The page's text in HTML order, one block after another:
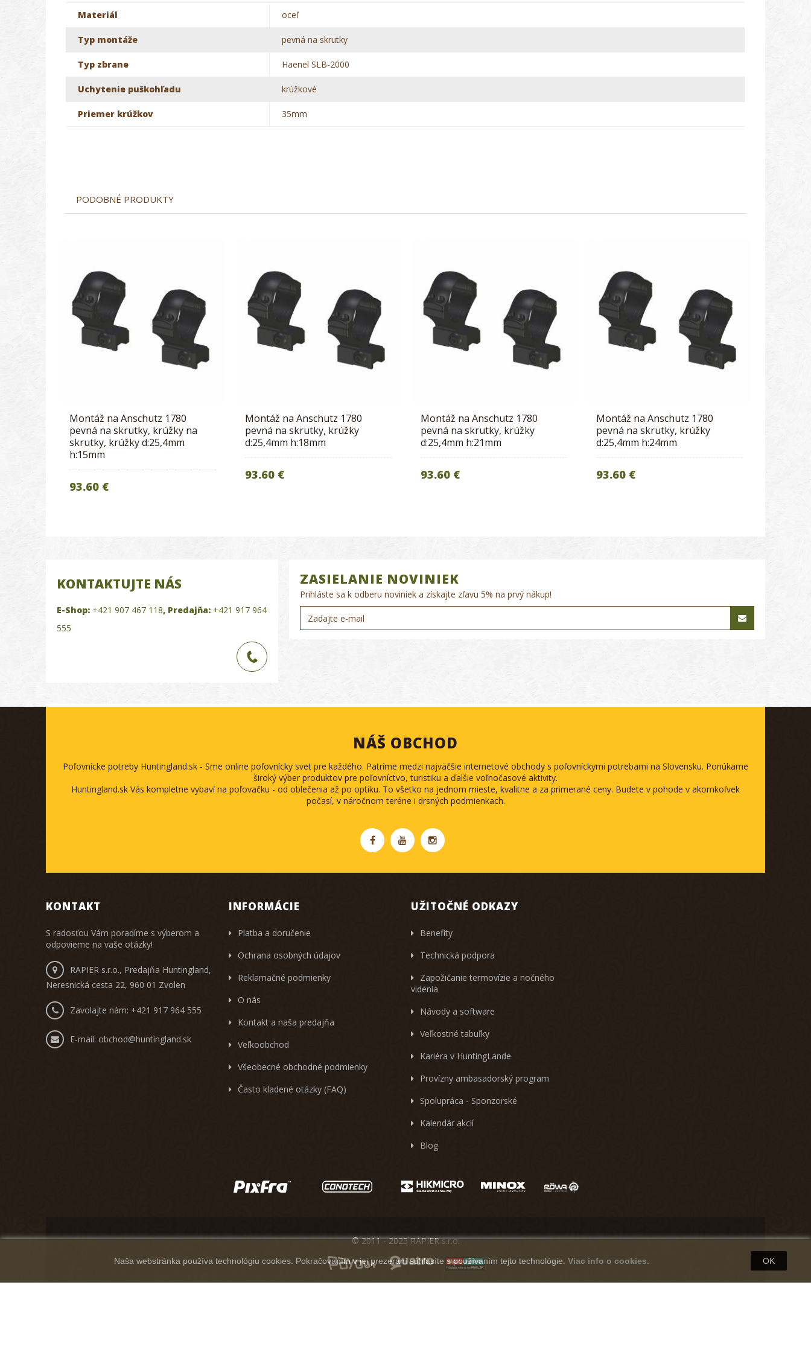
Materiál oceľ
Typ montáže pevná na skrutky
Typ zbrane Haenel SLB-2000
Uchytenie puškohľadu krúžkové
Priemer krúžkov 35mm
PODOBNÉ PRODUKTY
Montáž na Anschutz 1780
pevná na skrutky, krúžky na
skrutky, krúžky d:25,4mm
h:15mm
93.60 €
Montáž na Anschutz 1780
pevná na skrutky, krúžky
d:25,4mm h:18mm
93.60 €
Montáž na Anschutz 1780
pevná na skrutky, krúžky
d:25,4mm h:21mm
93.60 €
Montáž na Anschutz 1780
pevná na skrutky, krúžky
d:25,4mm h:24mm
93.60 €
KONTAKTUJTE NÁS
E-Shop: +421 907 467 118, Predajňa: +421 917 964
555
ZASIELANIE NOVINIEK
Prihláste sa k odberu noviniek a získajte zľavu 5% na prvý nákup!
NÁŠ OBCHOD
Poľovnícke potreby Huntingland.sk - Sme online poľovnícky svet pre každého. Patríme medzi najväčšie internetové obchody s poľovníckymi potrebami na Slovensku. Ponúkame
široký výber produktov pre poľovníctvo, turistiku a ďalšie voľnočasové aktivity.
Huntingland.sk Vás kompletne vybaví na poľovačku - od oblečenia až po optiku. To všetko na jednom mieste, kvalitne a za primerané ceny. Budete v pohode v akomkoľvek
počasí, v náročnom teréne i drsných podmienkach.
KONTAKT
S radosťou Vám poradíme s výberom a
odpovieme na vaše otázky!
RAPIER s.r.o., Predajňa Huntingland,
Neresnická cesta 22, 960 01 Zvolen
Zavolajte nám: +421 917 964 555
E-mail: obchod@huntingland.sk
INFORMÁCIE
Platba a doručenie
Ochrana osobných údajov
Reklamačné podmienky
O nás
Kontakt a naša predajňa
Veľkoobchod
Všeobecné obchodné podmienky
Často kladené otázky (FAQ)
UŽITOČNÉ ODKAZY
Benefity
Technická podpora
Zapožičanie termovízie a nočného
videnia
Návody a software
Veľkostné tabuľky
Kariéra v HuntingLande
Provízny ambasadorský program
Spolupráca - Sponzorské
Kalendár akcií
Blog
Naša webstránka používa technológiu cookies. Pokračovaním v jej prezeraní súhlasíte s používaním tejto technológie. Viac info o cookies. OK
© 2011 - 2025 RAPIER s.r.o.